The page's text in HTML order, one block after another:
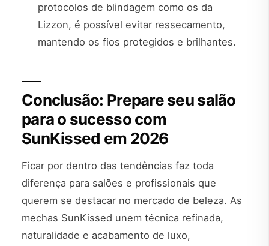
protocolos de blindagem como os da
Lizzon, é possível evitar ressecamento,
mantendo os fios protegidos e brilhantes.
Conclusão: Prepare seu salão
para o sucesso com
SunKissed em 2026
Ficar por dentro das tendências faz toda
diferença para salões e profissionais que
querem se destacar no mercado de beleza. As
mechas SunKissed unem técnica refinada,
naturalidade e acabamento de luxo,